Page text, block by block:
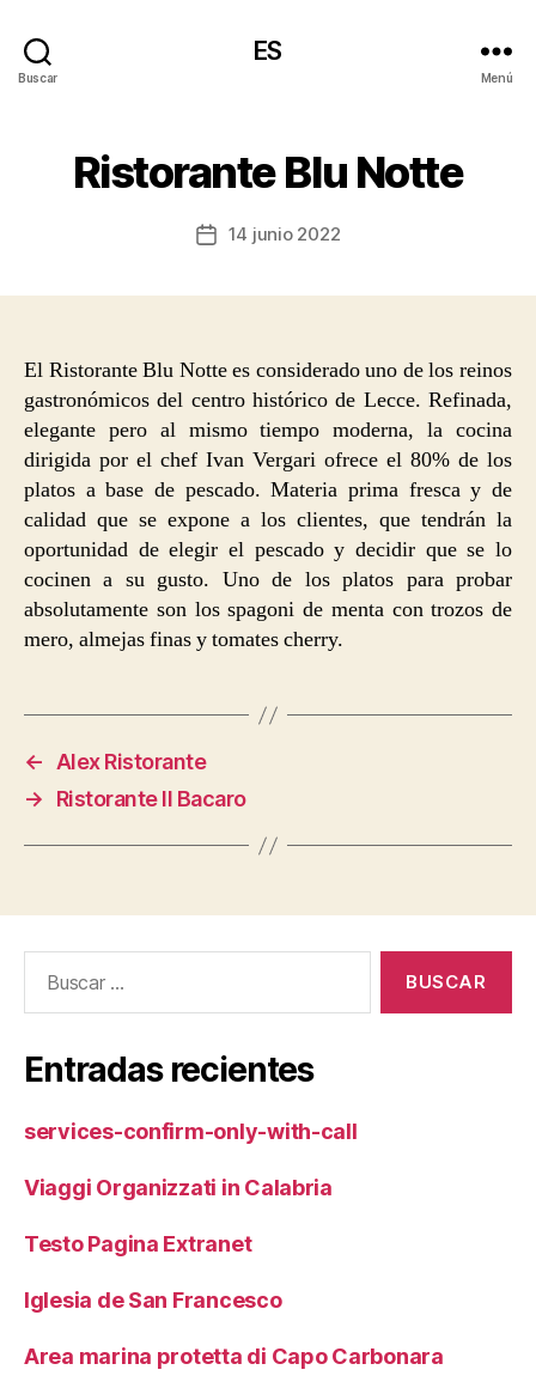
Buscar
ES
Menú
Ristorante Blu Notte
Fecha14 junio 2022
El Ristorante Blu Notte es considerado uno de los reinos
gastronómicos del centro histórico de Lecce. Refinada,
elegante pero al mismo tiempo moderna, la cocina
dirigida por el chef Ivan Vergari ofrece el 80% de los
platos a base de pescado. Materia prima fresca y de
calidad que se expone a los clientes, que tendrán la
oportunidad de elegir el pescado y decidir que se lo
cocinen a su gusto. Uno de los platos para probar
absolutamente son los spagoni de menta con trozos de
mero, almejas finas y tomates cherry.
←
Alex Ristorante
→
Ristorante Il Bacaro
Entradas recientes
services-confirm-only-with-call
Viaggi Organizzati in Calabria
Testo Pagina Extranet
Iglesia de San Francesco
Area marina protetta di Capo Carbonara